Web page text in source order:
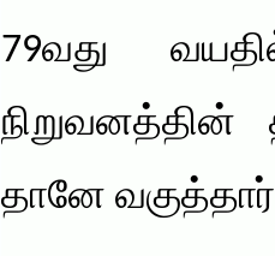
79வது
தானே